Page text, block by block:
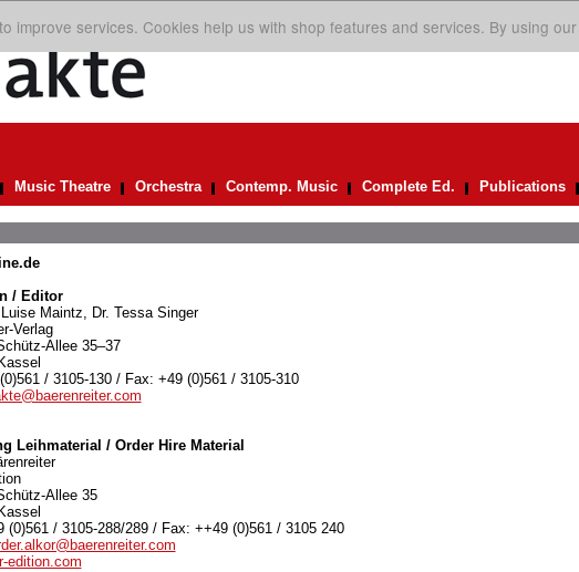
improve services. Cookies help us with shop features and services. By using
Music Theatre Orchestra Contemp. Music Complete Ed. Publications
/ Editor
Maintz, Dr. Tessa Singer
Verlag
Allee 35–37
/ 3105-130 / Fax: +49 (0)561 / 3105-310
Leihmaterial / Order Hire Material
Allee 35
(0)561 / 3105-288/289 / Fax: ++49 (0)561 / 3105 240
edition.com